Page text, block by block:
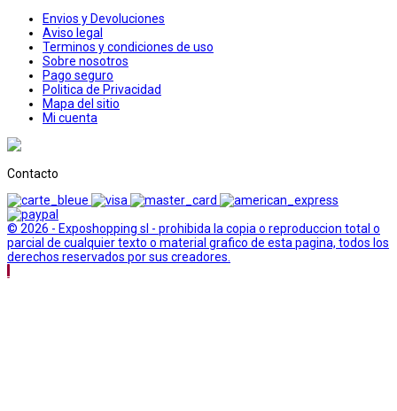
Envios y Devoluciones
Aviso legal
Terminos y condiciones de uso
Sobre nosotros
Pago seguro
Politica de Privacidad
Mapa del sitio
Mi cuenta
Contacto
© 2026 - Exposhopping sl - prohibida la copia o reproduccion total o
parcial de cualquier texto o material grafico de esta pagina, todos los
derechos reservados por sus creadores.